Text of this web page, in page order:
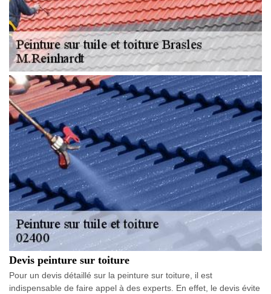
Devis peinture sur toiture
Pour un devis détaillé sur la peinture sur toiture, il est
indispensable de faire appel à des experts. En effet, le devis évite